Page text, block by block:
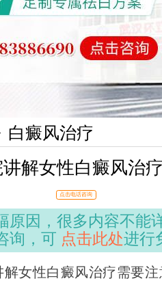
白癜风治疗
解女性白癜风治
点击电话咨询
原因，很多内容不能
询，可 点击此处进行
性白癜风治疗需要注